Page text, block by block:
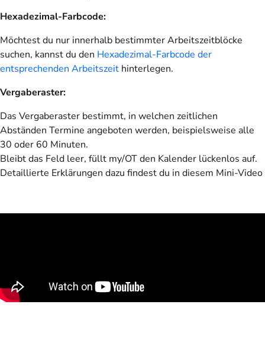
Hexadezimal-Farbcode:
Möchtest du nur innerhalb bestimmter Arbeitszeitblöcke
suchen, kannst du den Hexadezimal-Farbcode der
entsprechenden Arbeitszeit hinterlegen.
Vergaberaster:
Das Vergaberaster bestimmt, in welchen zeitlichen
Abständen Termine angeboten werden, beispielsweise alle
30 oder 60 Minuten.
Bleibt das Feld leer, füllt my/OT den Kalender lückenlos auf.
Detaillierte Erklärungen dazu findest du in diesem Mini-Video